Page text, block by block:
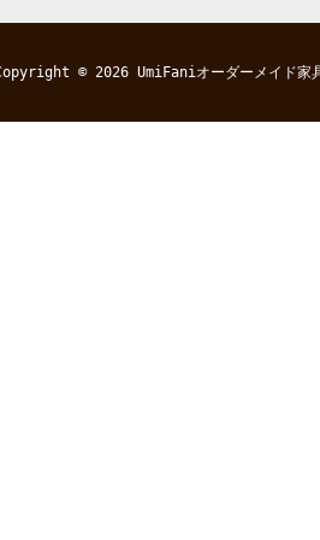
© 2026 UmiFaniオーダーメイド家